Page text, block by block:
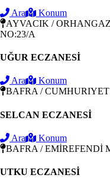
Ara
Konum
AYVACIK /
NO:23/A
UĞUR ECZANESİ
Ara
Konum
BAFRA /
SELCAN ECZANESİ
Ara
Konum
BAFRA / EMİREFENDİ
UTKU ECZANESİ